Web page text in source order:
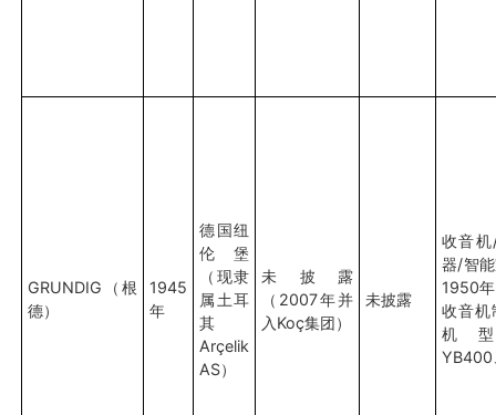
GRUNDIG（根
德）
1945
年
德国纽
伦堡
（现隶
属土耳
其
Arçelik
AS）
未披露
（2007年并
入Koç集团）
未披露
收音
器/智
1950
收音机
机
YB400